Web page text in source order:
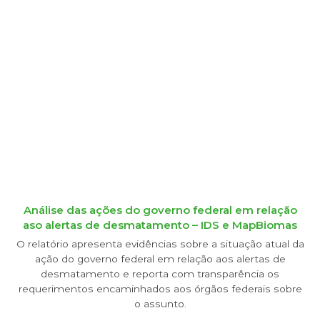
Análise das ações do governo federal em relação
aso alertas de desmatamento – IDS e MapBiomas
O relatório apresenta evidências sobre a situação atual da
ação do governo federal em relação aos alertas de
desmatamento e reporta com transparência os
requerimentos encaminhados aos órgãos federais sobre
o assunto.